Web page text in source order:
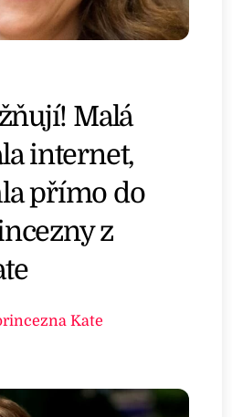
Malá
internet,
přímo do
z
Kate